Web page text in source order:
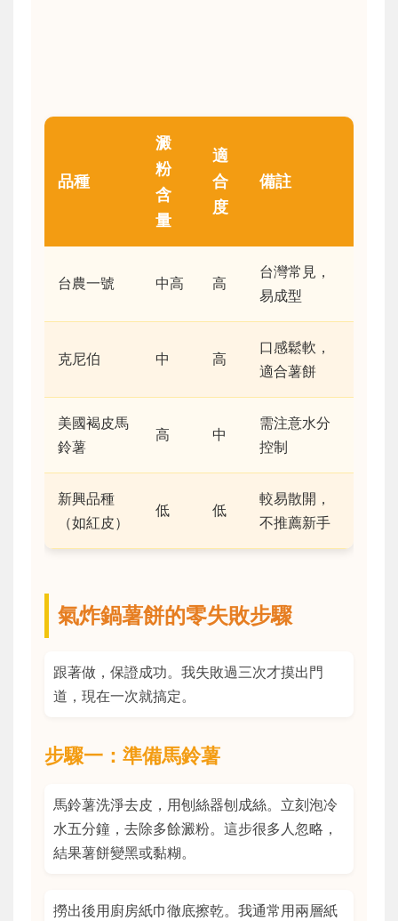
品種
澱
粉
含
量
適
合
度
備註
台農一號 中高 高
台灣常見，
易成型
克尼伯 中 高
口感鬆軟，
適合薯餅
美國褐皮馬
鈴薯
高 中
需注意水分
控制
新興品種
（如紅皮）
低 低
較易散開，
不推薦新手
氣炸鍋薯餅的零失敗步驟
跟著做，保證成功。我失敗過三次才摸出門
道，現在一次就搞定。
步驟一：準備馬鈴薯
馬鈴薯洗淨去皮，用刨絲器刨成絲。立刻泡冷
水五分鐘，去除多餘澱粉。這步很多人忽略，
結果薯餅變黑或黏糊。
撈出後用廚房紙巾徹底擦乾。我通常用兩層紙